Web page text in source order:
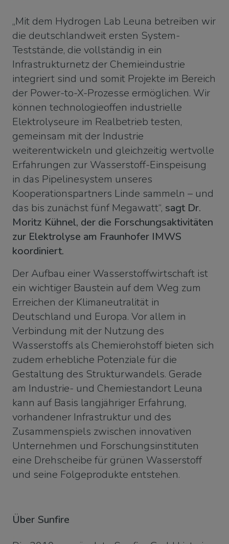
„Mit dem Hydrogen Lab Leuna betreiben wir
die deutschlandweit ersten System-
Teststände, die vollständig in ein
Infrastrukturnetz der Chemieindustrie
integriert sind und somit Projekte im Bereich
der Power-to-X-Prozesse ermöglichen. Wir
können technologieoffen industrielle
Elektrolyseure im Realbetrieb testen,
gemeinsam mit der Industrie
weiterentwickeln und gleichzeitig wertvolle
Erfahrungen zur Wasserstoff-Einspeisung
in das Pipelinesystem unseres
Kooperationspartners Linde sammeln – und
das bis zunächst fünf Megawatt“, sagt Dr.
Moritz Kühnel, der die Forschungsaktivitäten
zur Elektrolyse am Fraunhofer IMWS
koordiniert.
Der Aufbau einer Wasserstoffwirtschaft ist
ein wichtiger Baustein auf dem Weg zum
Erreichen der Klimaneutralität in
Deutschland und Europa. Vor allem in
Verbindung mit der Nutzung des
Wasserstoffs als Chemierohstoff bieten sich
zudem erhebliche Potenziale für die
Gestaltung des Strukturwandels. Gerade
am Industrie- und Chemiestandort Leuna
kann auf Basis langjähriger Erfahrung,
vorhandener Infrastruktur und des
Zusammenspiels zwischen innovativen
Unternehmen und Forschungsinstituten
eine Drehscheibe für grünen Wasserstoff
und seine Folgeprodukte entstehen.
Über Sunfire